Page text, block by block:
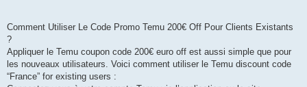
Comment Utiliser Le Code Promo Temu 200€ Off Pour Clients Existants
?
Appliquer le Temu coupon code 200€ euro off est aussi simple que pour
les nouveaux utilisateurs. Voici comment utiliser le Temu discount code
“France” for existing users :